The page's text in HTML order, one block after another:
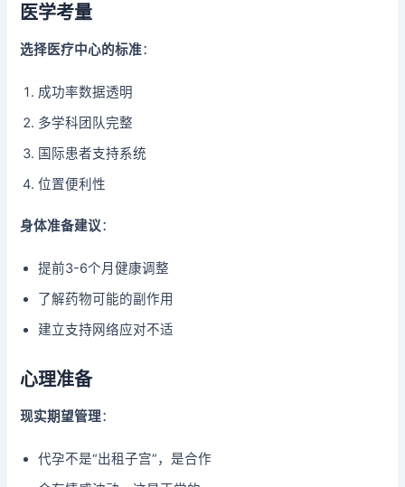
医学考量
选择医疗中心的标准：
成功率数据透明
多学科团队完整
国际患者支持系统
位置便利性
身体准备建议：
提前3-6个月健康调整
了解药物可能的副作用
建立支持网络应对不适
心理准备
现实期望管理：
代孕不是“出租子宫”，是合作